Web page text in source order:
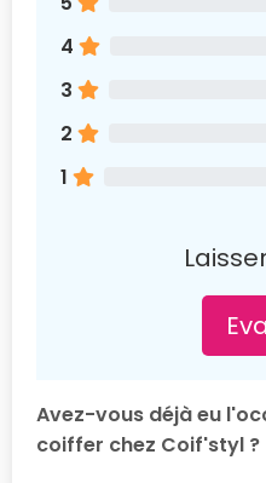
4
3
2
1
Avez-vous déjà eu
coiffer chez Coif'styl ?